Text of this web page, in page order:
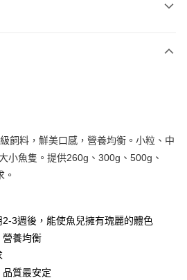
飼料，鮮美口感，營養均衡。小粒、中
小魚隻。提供260g、300g、500g、
3週後，能使魚兒擁有瑰麗的體色
營養均衡
質最安定